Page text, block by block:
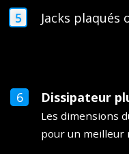
Jacks plaqués
Dissipateur
Les dimensions
pour un